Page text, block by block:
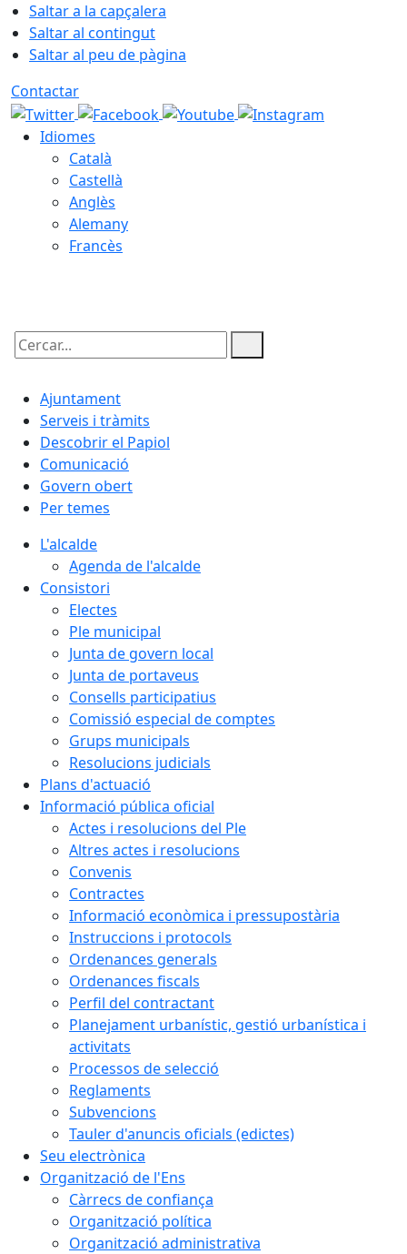
Saltar a la capçalera
Saltar al contingut
Saltar al peu de pàgina
Contactar
Idiomes
Català
Castellà
Anglès
Alemany
Francès
Cercar:
Ajuntament
Serveis i tràmits
Descobrir el Papiol
Comunicació
Govern obert
Per temes
L'alcalde
Agenda de l'alcalde
Consistori
Electes
Ple municipal
Junta de govern local
Junta de portaveus
Consells participatius
Comissió especial de comptes
Grups municipals
Resolucions judicials
Plans d'actuació
Informació pública oficial
Actes i resolucions del Ple
Altres actes i resolucions
Convenis
Contractes
Informació econòmica i pressupostària
Instruccions i protocols
Ordenances generals
Ordenances fiscals
Perfil del contractant
Planejament urbanístic, gestió urbanística i
activitats
Processos de selecció
Reglaments
Subvencions
Tauler d'anuncis oficials (edictes)
Seu electrònica
Organització de l'Ens
Càrrecs de confiança
Organització política
Organització administrativa